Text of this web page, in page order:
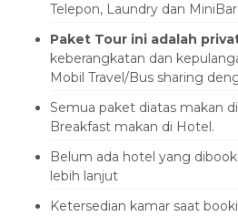
Telepon, Laundry dan
Paket Tour ini adalah
keberangkatan dan
Mobil Travel/Bus sharing
Semua paket diatas makan
Breakfast makan di Hotel.
Belum ada hotel yang
lebih lanjut
Ketersedian kamar saat